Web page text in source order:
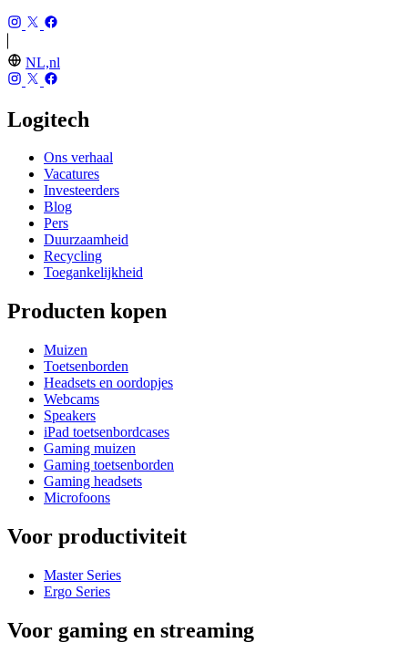
NL,nl
Logitech
Ons verhaal
Vacatures
Investeerders
Blog
Pers
Duurzaamheid
Recycling
Toegankelijkheid
Producten kopen
Muizen
Toetsenborden
Headsets en oordopjes
Webcams
Speakers
iPad toetsenbordcases
Gaming muizen
Gaming toetsenborden
Gaming headsets
Microfoons
Voor productiviteit
Master Series
Ergo Series
Voor gaming en streaming